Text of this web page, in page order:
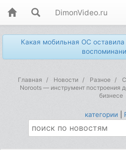
DimonVideo.ru
Какая мобильная ОС
Главная Новости Разное
Noroots — инструмент построения
бизнесе
категории